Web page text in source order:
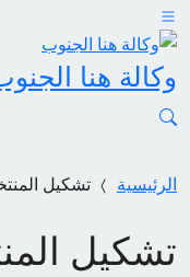
وكالة هنا
الرئيسية تشكيل
تشكيل